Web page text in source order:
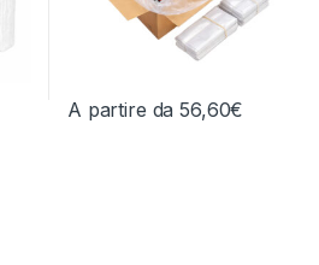
A partire da56,60€